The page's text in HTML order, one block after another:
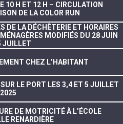
10 H ET 12 H – CIRCULATION
DE LA COLOR RUN
DE LA DÉCHÈTERIE ET HORAIRES
MODIFIÉS DU 28 JUIN
JUILLET
CHEZ L’HABITANT
LE PORT LES 3,4 ET 5 JUILLET
2025
DE MOTRICITÉ À L’ÉCOLE
RENARDIÈRE